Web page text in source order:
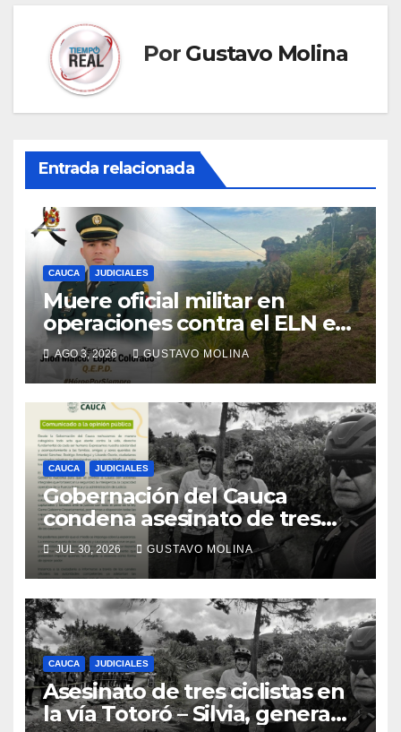
Por Gustavo Molina
Entrada relacionada
CAUCA JUDICIALES
Muere oficial militar en
operaciones contra el ELN en
el sur del Cauca
AGO 3, 2026 GUSTAVO MOLINA
CAUCA JUDICIALES
Gobernación del Cauca
condena asesinato de tres
ciudadanos y exige medidas
urgentes al Gobierno
Nacional
JUL 30, 2026 GUSTAVO MOLINA
CAUCA JUDICIALES
Asesinato de tres ciclistas en
la vía Totoró – Silvia, genera